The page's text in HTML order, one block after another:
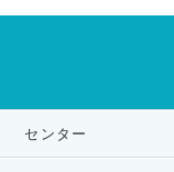
センター